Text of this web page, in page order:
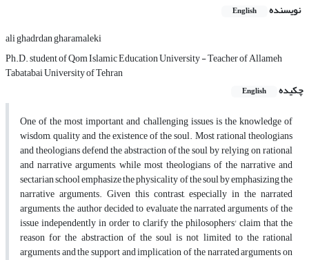
نویسنده English
ali ghadrdan gharamaleki
Ph.D. student of Qom Islamic Education University - Teacher of Allameh
Tabatabai University of Tehran
چکیده
English
One of the most important and challenging issues is the knowledge of
wisdom, quality and the existence of the soul. Most rational theologians
and theologians defend the abstraction of the soul by relying on rational
and narrative arguments, while most theologians of the narrative and
sectarian school emphasize the physicality of the soul by emphasizing the
narrative arguments. Given this contrast, especially in the narrated
arguments, the author decided to evaluate the narrated arguments of the
issue independently in order to clarify the philosophers' claim that the
reason for the abstraction of the soul is not limited to the rational
arguments and the support and implication of the narrated arguments on